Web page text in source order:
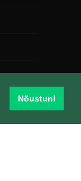
Nõustun!